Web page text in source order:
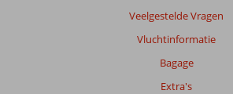
Veelgestelde Vragen
Vluchtinformatie
Bagage
Extra's